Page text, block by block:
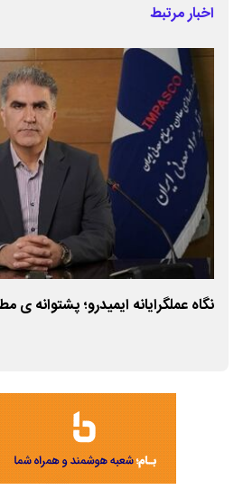
اخبار مرتبط
نگاه عملگرایانه ایمیدرو؛ پشتوانه ی